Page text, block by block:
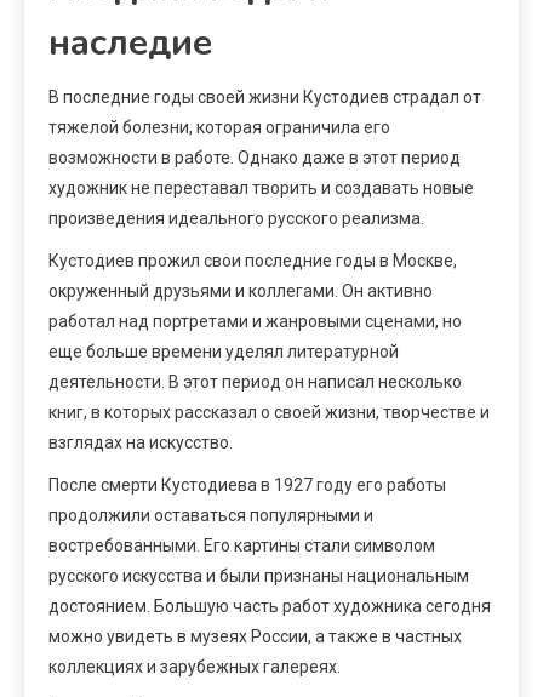
наследие
В последние годы своей жизни Кустодиев страдал от
тяжелой болезни, которая ограничила его
возможности в работе. Однако даже в этот период
художник не переставал творить и создавать новые
произведения идеального русского реализма.
Кустодиев прожил свои последние годы в Москве,
окруженный друзьями и коллегами. Он активно
работал над портретами и жанровыми сценами, но
еще больше времени уделял литературной
деятельности. В этот период он написал несколько
книг, в которых рассказал о своей жизни, творчестве и
взглядах на искусство.
После смерти Кустодиева в 1927 году его работы
продолжили оставаться популярными и
востребованными. Его картины стали символом
русского искусства и были признаны национальным
достоянием. Большую часть работ художника сегодня
можно увидеть в музеях России, а также в частных
коллекциях и зарубежных галереях.